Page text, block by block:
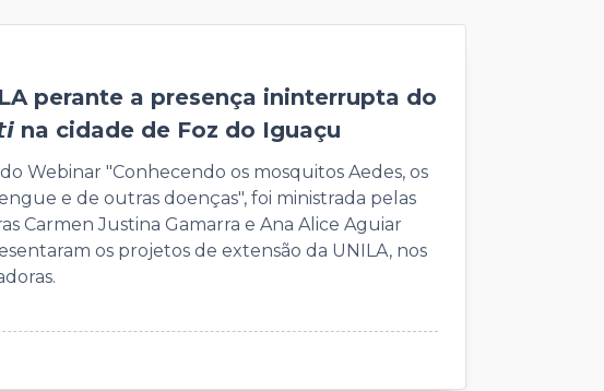
perante a presença ininterrupta do
na cidade de Foz do Iguaçu
Webinar "Conhecendo os mosquitos Aedes, os
e de outras doenças", foi ministrada pelas
Carmen Justina Gamarra e Ana Alice Aguiar
os projetos de extensão da UNILA, nos